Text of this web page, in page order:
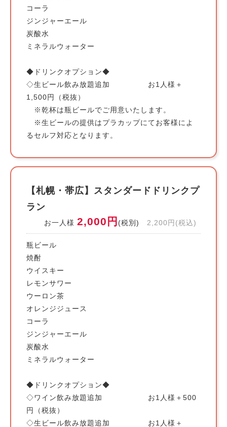
コーラ
ジンジャーエール
炭酸水
ミネラルウォーター
◆ドリンクオプション◆
◇生ビール飲み放題追加 お1人様＋
1,500円（税抜）
※乾杯は瓶ビールでご用意いたします。
※生ビールの提供はプラカップにてお客様によ
るセルフ対応となります。
【札幌・帯広】スタンダードドリンクプ
ラン
お一人様 2,000円 (税別) 2,200円(税込)
瓶ビール
焼酎
ウイスキー
レモンサワー
ウーロン茶
オレンジジュース
コーラ
ジンジャーエール
炭酸水
ミネラルウォーター
◆ドリンクオプション◆
◇ワイン飲み放題追加 お1人様＋500
円（税抜）
◇生ビール飲み放題追加 お1人様＋